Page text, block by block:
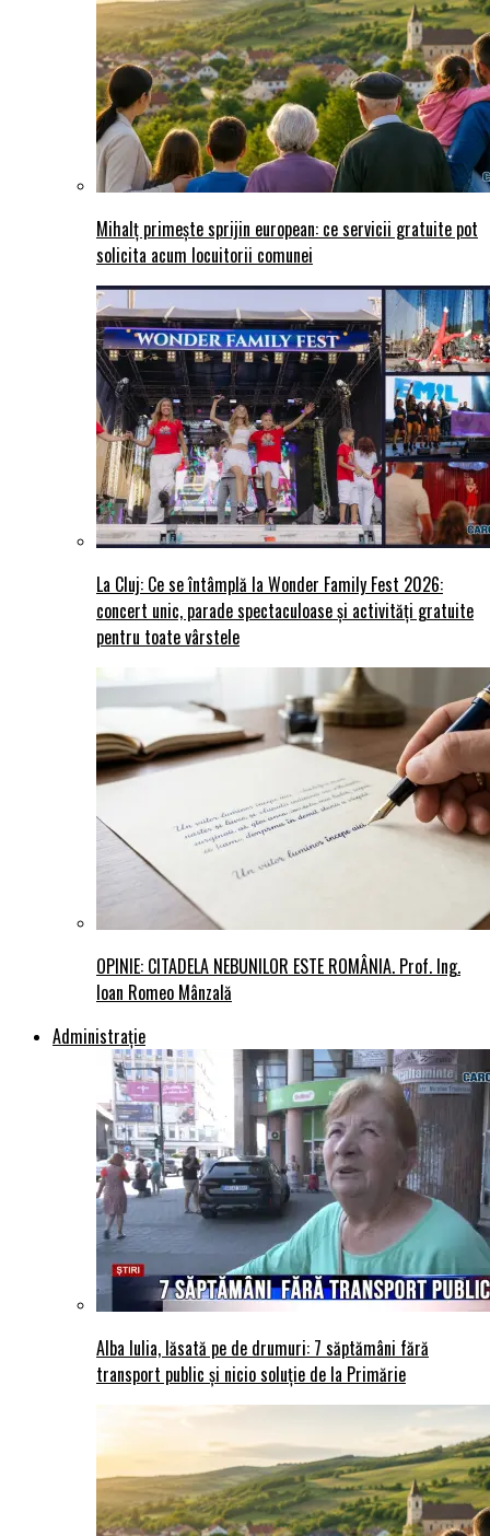
Mihalț primește sprijin european: ce servicii gratuite pot
solicita acum locuitorii comunei
La Cluj: Ce se întâmplă la Wonder Family Fest 2026:
concert unic, parade spectaculoase și activități gratuite
pentru toate vârstele
OPINIE: CITADELA NEBUNILOR ESTE ROMÂNIA. Prof. Ing.
Ioan Romeo Mânzală
Administraţie
Alba Iulia, lăsată pe de drumuri: 7 săptămâni fără
transport public și nicio soluție de la Primărie